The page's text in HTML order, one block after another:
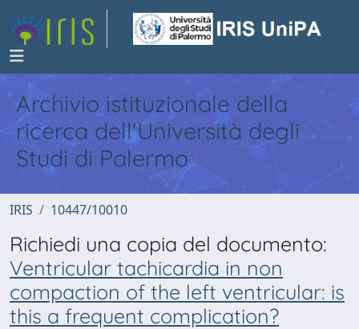
Archivio istituzionale della
ricerca dell'Università degli
Studi di Palermo
IRIS 10447/10010
Richiedi una copia del documento:
Ventricular tachicardia in non
compaction of the left ventricular: is
this a frequent complication?